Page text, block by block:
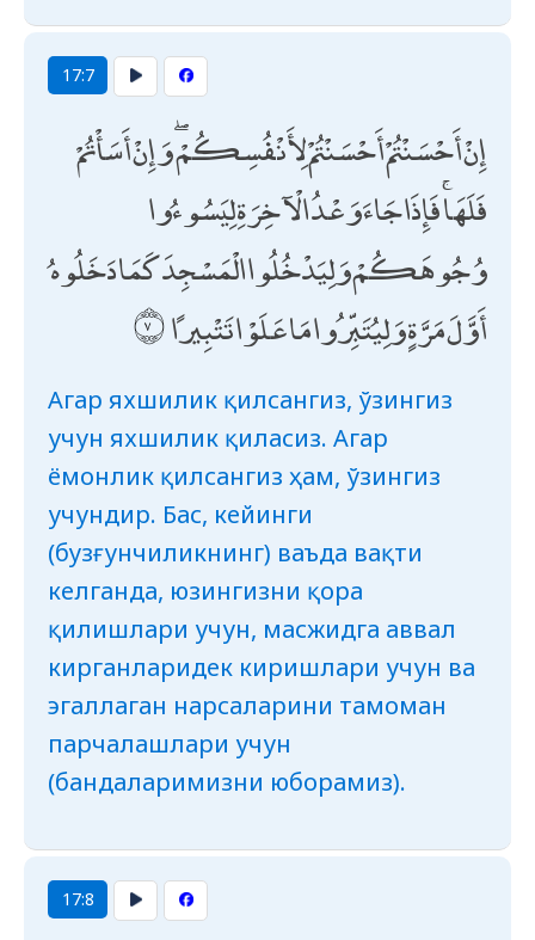
17:7
إِنْ أَحْسَنْتُمْ أَحْسَنْتُمْ لِأَنْفُسِكُمْ ۖ وَإِنْ أَسَأْتُمْ
فَلَهَا ۚ فَإِذَا جَاءَ وَعْدُ الْآخِرَةِ لِيَسُوءُوا
وُجُوهَكُمْ وَلِيَدْخُلُوا الْمَسْجِدَ كَمَا دَخَلُوهُ
أَوَّلَ مَرَّةٍ وَلِيُتَبِّرُوا مَا عَلَوْا تَتْبِيرًا
Агар яхшилик қилсангиз, ўзингиз
учун яхшилик қиласиз. Агар
ёмонлик қилсангиз ҳам, ўзингиз
учундир. Бас, кейинги
(бузғунчиликнинг) ваъда вақти
келганда, юзингизни қора
қилишлари учун, масжидга аввал
кирганларидек киришлари учун ва
эгаллаган нарсаларини тамоман
парчалашлари учун
(бандаларимизни юборамиз).
17:8